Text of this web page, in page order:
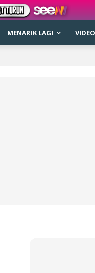
MENARIK LAGI VIDEO